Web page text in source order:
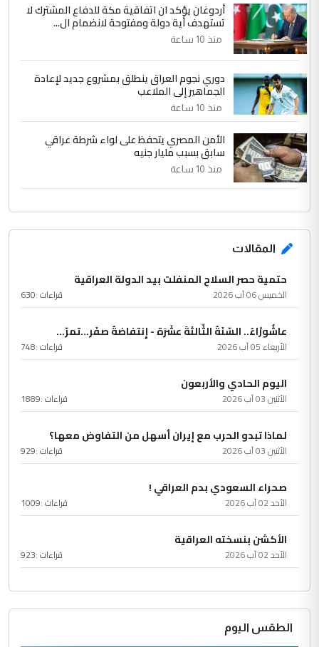
أردوغان يؤكد ان اتفاقية مكة للدفاع المشترك لا
تستهدف أية دولة ومفتوحة لانضمام ال...
منذ 10 ساعة
دوري نجوم العراق ينطلق بمشروع جديد لإعادة
الجماهير إلى الملاعب
منذ 10 ساعة
الأمن المصري يتحفظ على لواء شرطة عراقي
سابق بسبب مليار جنيه
منذ 10 ساعة
المقالات
حتمية حصر السلاح المنفلت بيد الدولة العراقية
الخميس 06 آب 2026 قراءات :630
عاشُورْاءُ.. السّنَةُ الثّالثةَ عشَرَة - إِنتفاضةُ صفَر…تمرّ...
الأربعاء 05 آب 2026 قراءات :748
اليوم الحادي والأربعون
الأثنين 03 آب 2026 قراءات :1889
لماذا تبدو الحرب مع إيران أسهل من التفاوض معها؟
الأثنين 03 آب 2026 قراءات :929
صحراء السعودي بدم العراقي !
الأحد 02 آب 2026 قراءات :1009
الأكشن بنسخته العراقية
الأحد 02 آب 2026 قراءات :923
الطقس اليوم